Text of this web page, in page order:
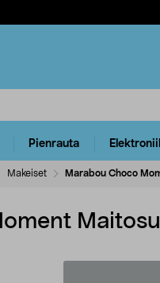
Pienrauta
Makeiset Marabou Choco